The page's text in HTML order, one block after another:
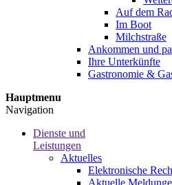
Auf dem
Im Boot
Milchstraße
Ankommen und
Ihre Unterkünfte
Gastronomie &
Hauptmenu
Navigation
Dienste und
Leistungen
Aktuelles
Elektronische
Aktuelle